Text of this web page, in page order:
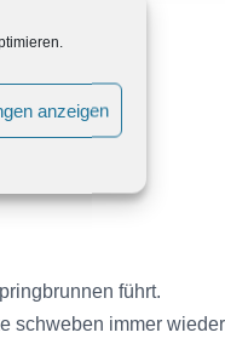
anzeigen
führt.
schweben immer